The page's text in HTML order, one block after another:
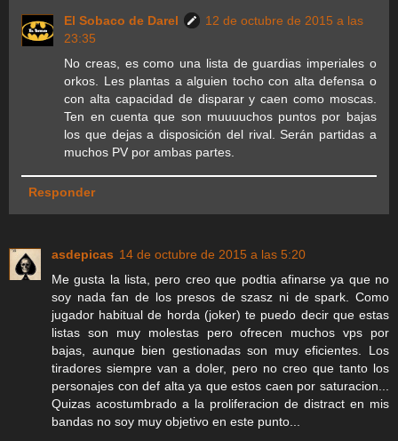
El Sobaco de Darel
12 de octubre de 2015 a las
23:35
No creas, es como una lista de guardias imperiales o
orkos. Les plantas a alguien tocho con alta defensa o
con alta capacidad de disparar y caen como moscas.
Ten en cuenta que son muuuuchos puntos por bajas
los que dejas a disposición del rival. Serán partidas a
muchos PV por ambas partes.
Responder
asdepicas 14 de octubre de 2015 a las 5:20
Me gusta la lista, pero creo que podtia afinarse ya que no
soy nada fan de los presos de szasz ni de spark. Como
jugador habitual de horda (joker) te puedo decir que estas
listas son muy molestas pero ofrecen muchos vps por
bajas, aunque bien gestionadas son muy eficientes. Los
tiradores siempre van a doler, pero no creo que tanto los
personajes con def alta ya que estos caen por saturacion...
Quizas acostumbrado a la proliferacion de distract en mis
bandas no soy muy objetivo en este punto...